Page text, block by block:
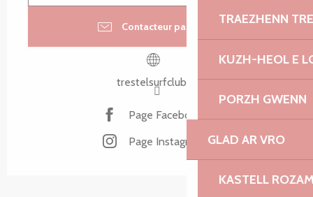
TRAEZHENN
KUZH-HEOL E
PORZH GWENN
GLAD AR VRO
KASTELL
Contacteur par email
trestelsurfclub.fr
Page Facebook
Page Instagram